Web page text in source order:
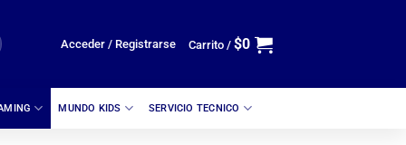
Acceder / Registrarse Carrito / $0
MUNDO KIDS SERVICIO TECNICO